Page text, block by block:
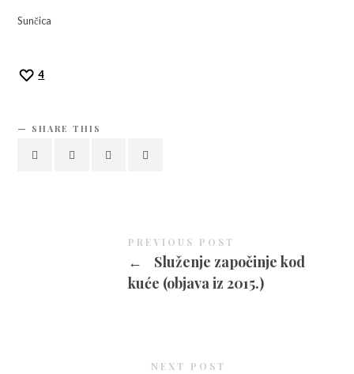
Sunčica
4
SHARE THIS
PREVIOUS POST
←
Služenje započinje kod
kuće (objava iz 2015.)
NEXT POST